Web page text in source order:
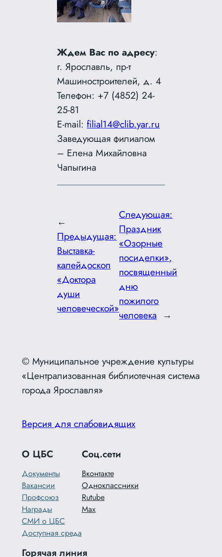
Ждем Вас по адресу:
г. Ярославль, пр-т
Машиностроителей, д. 4
Телефон: +7 (4852) 24-
25-81
E-mail:filial14@clib.yar.ru
Заведующая филиалом
– Елена Михайловна
Чапыгина
←
Предыдущая:
Выставка-
калейдоскоп
«Доктора
души
человеческой»
Следующая:
Праздник
«Озорные
посиделки»,
посвященный
дню
пожилого
человека →
© Муниципальное учреждение культуры
«Централизованная библиотечная система
города Ярославля»
Версия для слабовидящих
О ЦБС
Документы
Вакансии
Профсоюз
Награды
СМИ о ЦБС
Доступная среда
Соц.сети
Вконтакте
Одноклассники
Rutube
Max
Горячая линия